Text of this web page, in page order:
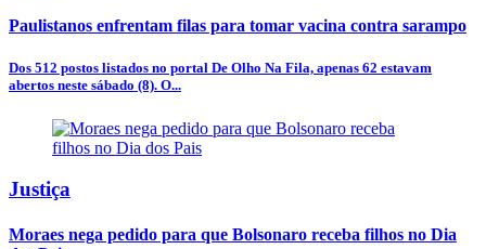
Paulistanos enfrentam filas para tomar vacina contra sarampo
Dos 512 postos listados no portal De Olho Na Fila, apenas 62 estavam
abertos neste sábado (8). O...
Justiça
Moraes nega pedido para que Bolsonaro receba filhos no Dia